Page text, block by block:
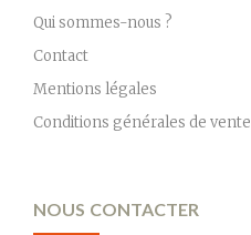
Qui sommes-nous ?
Contact
Mentions légales
Conditions générales de vente
NOUS CONTACTER